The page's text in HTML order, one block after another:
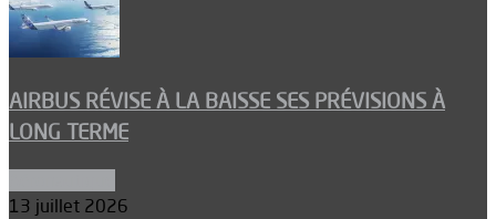
AIRBUS RÉVISE À LA BAISSE SES PRÉVISIONS À
LONG TERME
13 juillet 2026